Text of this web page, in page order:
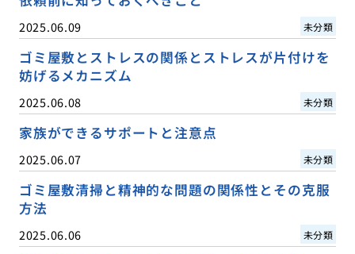
2025.06.09 未分類
ゴミ屋敷とストレスの関係とストレスが片付けを
妨げるメカニズム
2025.06.08 未分類
家族ができるサポートと注意点
2025.06.07 未分類
ゴミ屋敷清掃と精神的な問題の関係性とその克服
方法
2025.06.06 未分類